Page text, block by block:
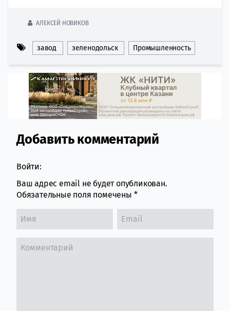
АЛЕКСЕЙ НОВИКОВ
завод зеленодольск Промышленность
Comment section
Добавить комментарий
Войти:
Ваш адрес email не будет опубликован.
Обязательные поля помечены *